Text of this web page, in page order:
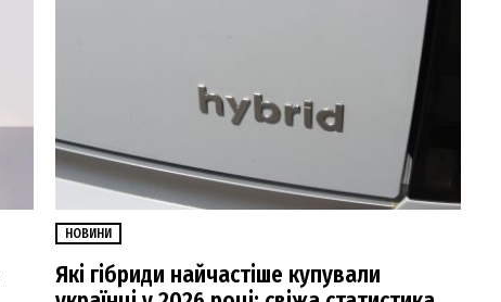
НОВИНИ
Які гібриди найчастіше купували